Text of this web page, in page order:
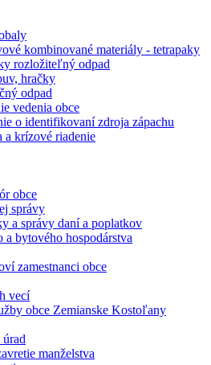
kombinované materiály - tetrapaky
rozložiteľný odpad
hračky
odpad
vedenia obce
o identifikovaní zdroja zápachu
a krízové riadenie
obce
správy
a správy daní a poplatkov
a bytového hospodárstva
zamestnanci obce
vecí
obce Zemianske Kostoľany
manželstva